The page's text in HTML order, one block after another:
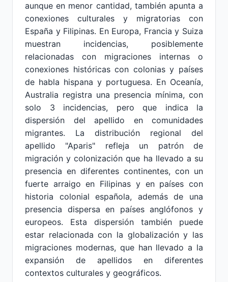
aunque en menor cantidad, también apunta a
conexiones culturales y migratorias con
España y Filipinas. En Europa, Francia y Suiza
muestran incidencias, posiblemente
relacionadas con migraciones internas o
conexiones históricas con colonias y países
de habla hispana y portuguesa. En Oceanía,
Australia registra una presencia mínima, con
solo 3 incidencias, pero que indica la
dispersión del apellido en comunidades
migrantes. La distribución regional del
apellido "Aparis" refleja un patrón de
migración y colonización que ha llevado a su
presencia en diferentes continentes, con un
fuerte arraigo en Filipinas y en países con
historia colonial española, además de una
presencia dispersa en países anglófonos y
europeos. Esta dispersión también puede
estar relacionada con la globalización y las
migraciones modernas, que han llevado a la
expansión de apellidos en diferentes
contextos culturales y geográficos.